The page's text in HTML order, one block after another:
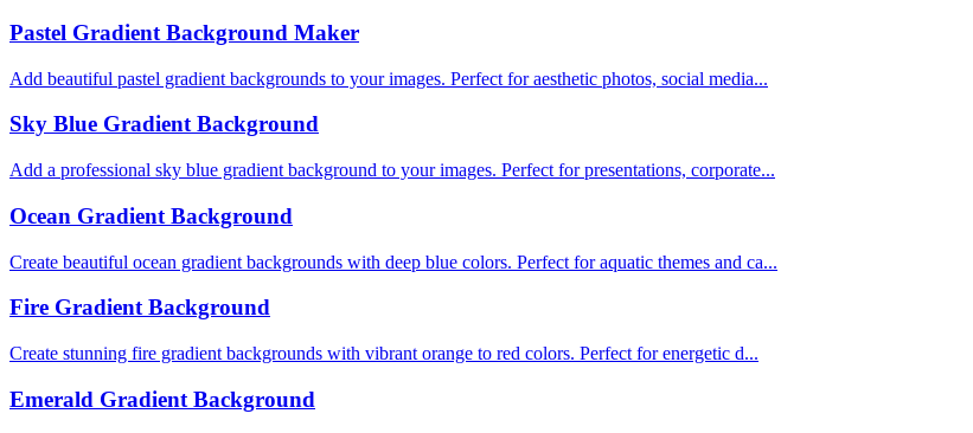
Pastel Gradient Background Maker
Add beautiful pastel gradient backgrounds to your images. Perfect for aesthetic photos, social media...
Sky Blue Gradient Background
Add a professional sky blue gradient background to your images. Perfect for presentations, corporate...
Ocean Gradient Background
Create beautiful ocean gradient backgrounds with deep blue colors. Perfect for aquatic themes and ca...
Fire Gradient Background
Create stunning fire gradient backgrounds with vibrant orange to red colors. Perfect for energetic d...
Emerald Gradient Background